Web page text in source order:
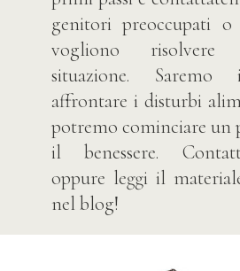
genitori preoccupati
vogliono
situazione. Saremo
affrontare i disturbi
potremo cominciare un
il benessere.
oppure leggi il
nel blog!